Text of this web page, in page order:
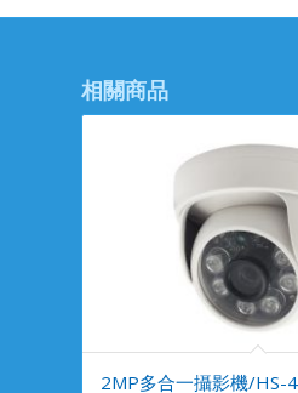
相關商品
2MP多合一攝影機/HS-